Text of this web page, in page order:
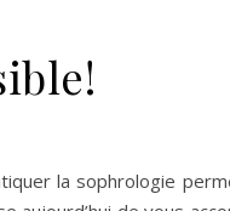
la sophrologie